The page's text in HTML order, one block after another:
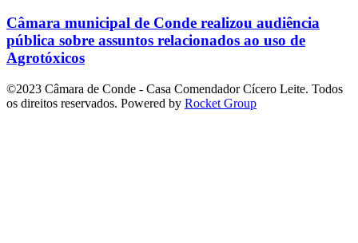
Câmara municipal de Conde realizou audiência
pública sobre assuntos relacionados ao uso de
Agrotóxicos
©2023 Câmara de Conde - Casa Comendador Cícero Leite. Todos
os direitos reservados. Powered by Rocket Group